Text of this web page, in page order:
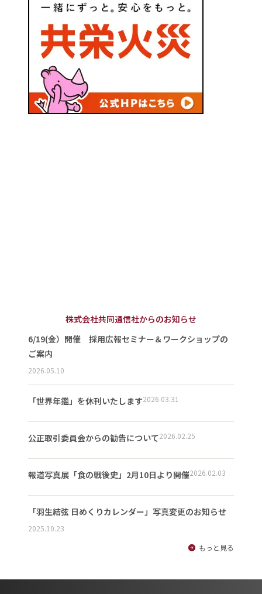
株式会社共同通信社からのお知らせ
6/19(金）開催 採用広報セミナー＆ワークショップの
ご案内
2026.05.10
「世界年鑑」を休刊いたします2026.03.31
公正取引委員会からの勧告について2026.02.25
報道写真展「食の戦後史」2月10日より開催2026.02.03
「羽生結弦 日めくりカレンダー」写真変更のお知らせ
2025.10.23
もっと見る